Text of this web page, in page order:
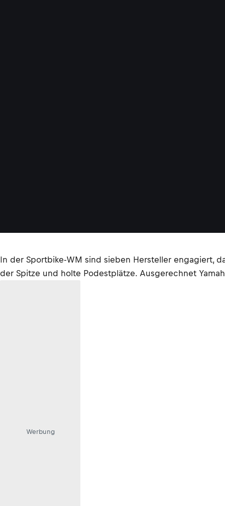
In der Sportbike-WM sind sieben Hersteller engagiert,
der Spitze und holte Podestplätze. Ausgerechnet
Werbung